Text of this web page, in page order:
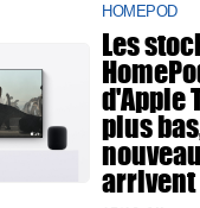
HOMEPOD
Les
d'Apple
plus
arrivent